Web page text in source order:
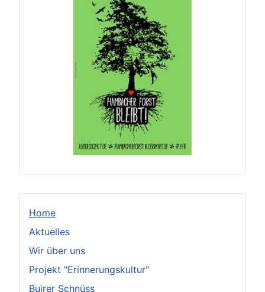
Home
Aktuelles
Wir über uns
Projekt "Erinnerungskultur"
Buirer Schnüss